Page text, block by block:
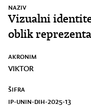
NAZIV
Vizualni
oblik
AKRONIM
VIKTOR
ŠIFRA
IP-UNIN-DIH-2025-13